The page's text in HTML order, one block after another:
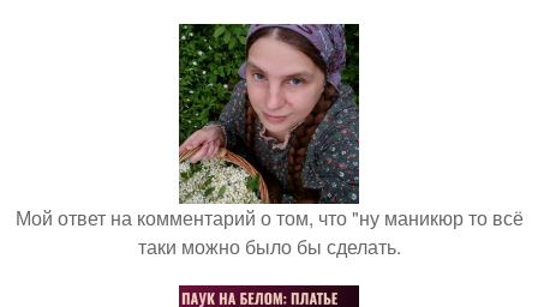
Мой ответ на комментарий о том, что "ну маникюр то всё
таки можно было бы сделать.